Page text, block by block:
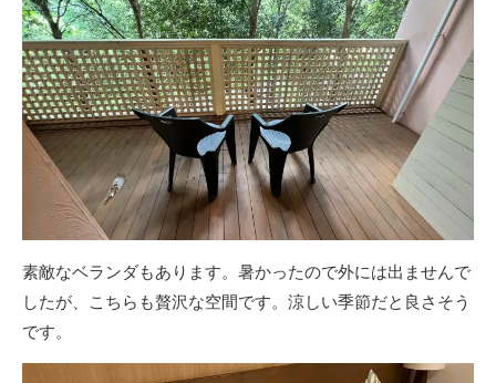
素敵なベランダもあります。暑かったので外には出ませんで
したが、こちらも贅沢な空間です。涼しい季節だと良さそう
です。